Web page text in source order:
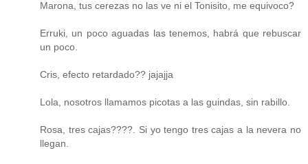
Marona, tus cerezas no las ve ni el Tonisito, me equivoco?
Erruki, un poco aguadas las tenemos, habrá que rebuscar
un poco.
Cris, efecto retardado?? jajajja
Lola, nosotros llamamos picotas a las guindas, sin rabillo.
Rosa, tres cajas????. Si yo tengo tres cajas a la nevera no
llegan.